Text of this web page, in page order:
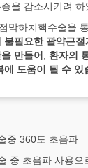
을 감소시키려 하
막하치핵수술을
불필요한 괄약근절
만들어
환자의
에 도움이 될 수 있
중 360도 초음파
중 초음파 사용으